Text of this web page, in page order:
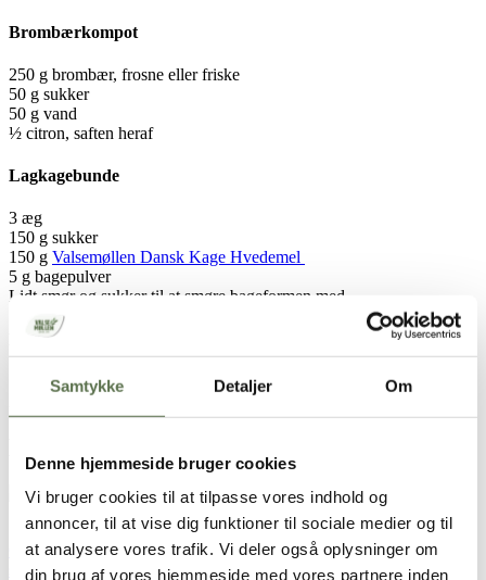
Samtykke Detaljer Om
Denne hjemmeside bruger cookies
Vi bruger cookies til at tilpasse vores indhold og
annoncer, til at vise dig funktioner til sociale medier og til
at analysere vores trafik. Vi deler også oplysninger om
din brug af vores hjemmeside med vores partnere inden
Brombærkompot
250 g brombær, frosne eller friske
50 g sukker
50 g vand
½ citron, saften heraf
Lagkagebunde
3 æg
150 g sukker
150 g Valsemøllen Dansk Kage Hvedemel
5 g bagepulver
Lidt smør og sukker til at smøre bageformen med
Derudover
1 kagering eller springform ø. 20 cm
250 g friske brombær og blåbær
Dansk Kage Hvedemel
Opskriften er udviklet i samarbejde medCathrine Brandt –
surdejsbegejstret bagenørd